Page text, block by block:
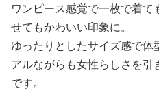
ワンピース感覚で一枚で着
せてもかわいい印象に。
ゆったりとしたサイズ感で
アルながらも女性らしさを引
です。